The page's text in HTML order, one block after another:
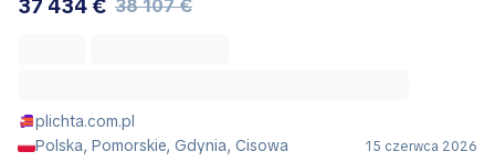
37 434 € 38 107 €
plichta.com.pl
Polska, Pomorskie, Gdynia, Cisowa
15 czerwca 2026